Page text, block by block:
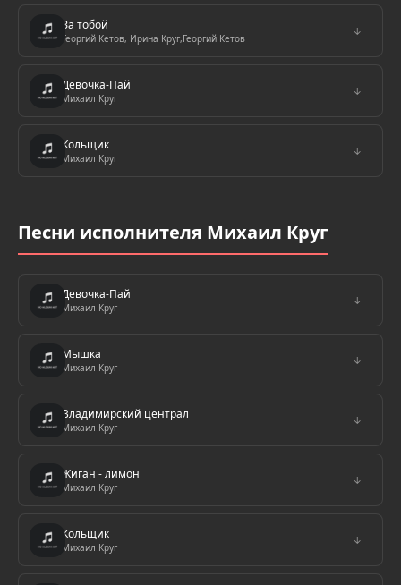
За тобой
Георгий Кетов, Ирина Круг,Георгий Кетов
↓
Девочка-Пай
Михаил Круг
↓
Кольщик
Михаил Круг
↓
Песни исполнителя Михаил Круг
Девочка-Пай
Михаил Круг
↓
Мышка
Михаил Круг
↓
Владимирский централ
Михаил Круг
↓
Жиган - лимон
Михаил Круг
↓
Кольщик
Михаил Круг
↓